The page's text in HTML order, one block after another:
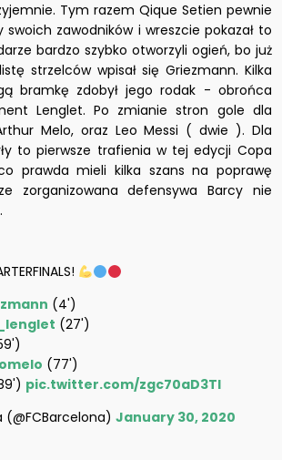
Tym razem Qique Setien pewnie
swoich zawodników i wreszcie pokazał to
bardzo szybko otworzyli ogień, bo już
strzelców wpisał się Griezmann. Kilka
bramkę zdobył jego rodak - obrońca
Lenglet. Po zmianie stron gole dla
Melo, oraz Leo Messi ( dwie ). Dla
to pierwsze trafienia w tej edycji Copa
prawda mieli kilka szans na poprawę
zorganizowana defensywa Barcy nie
(4')
(27')
(77')
pic.twitter.com/zgc70aD3TI
(@FCBarcelona)January 30, 2020